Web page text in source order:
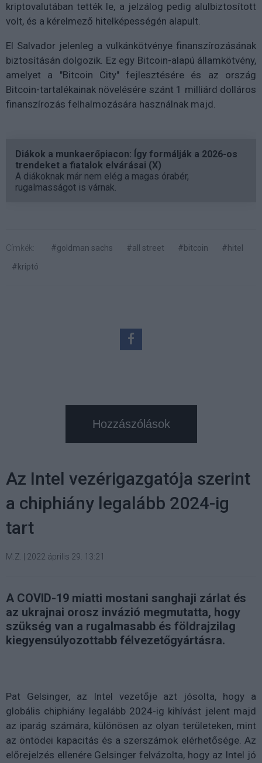
kriptovalutában tették le, a jelzálog pedig alulbiztosított
volt, és a kérelmező hitelképességén alapult.
El Salvador jelenleg a vulkánkötvénye finanszírozásának
biztosításán dolgozik. Ez egy Bitcoin-alapú államkötvény,
amelyet a "Bitcoin City" fejlesztésére és az ország
Bitcoin-tartalékainak növelésére szánt 1 milliárd dolláros
finanszírozás felhalmozására használnak majd.
Diákok a munkaerőpiacon: Így formálják a 2026-os
trendeket a fiatalok elvárásai (X)
A diákoknak már nem elég a magas órabér,
rugalmasságot is várnak.
Címkék: #goldman sachs #all street #bitcoin
#hitel
#kriptó
Hozzászólások
Az Intel vezérigazgatója szerint
a chiphiány legalább 2024-ig
tart
M.Z. 2022 április 29. 13:21
A COVID-19 miatti mostani sanghaji zárlat és
az ukrajnai orosz invázió megmutatta, hogy
szükség van a rugalmasabb és földrajzilag
kiegyensúlyozottabb félvezetőgyártásra.
Pat Gelsinger, az Intel vezetője azt jósolta, hogy a
globális chiphiány legalább 2024-ig kihívást jelent majd
az iparág számára, különösen az olyan területeken, mint
az öntödei kapacitás és a szerszámok elérhetősége. Az
előrejelzés ellenére Gelsinger felvázolta, hogy az Intel jó